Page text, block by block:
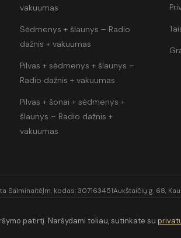
vakuumas
Sėdmenys + šlaunys – Radio
dažnis + vakuumas
Pilvas + sėdmenys + šlaunys –
Radio dažnis + vakuumas
Pilvas + šonai + sėdmenys +
šlaunys – Radio dažnis +
vakuumas
SalminaitėĮm. kodas: 307163451Aukštaičių g. 68,
© 2026 Fairenika. Visos teisės
patirtį. Naršydami toliau, sutinkate su